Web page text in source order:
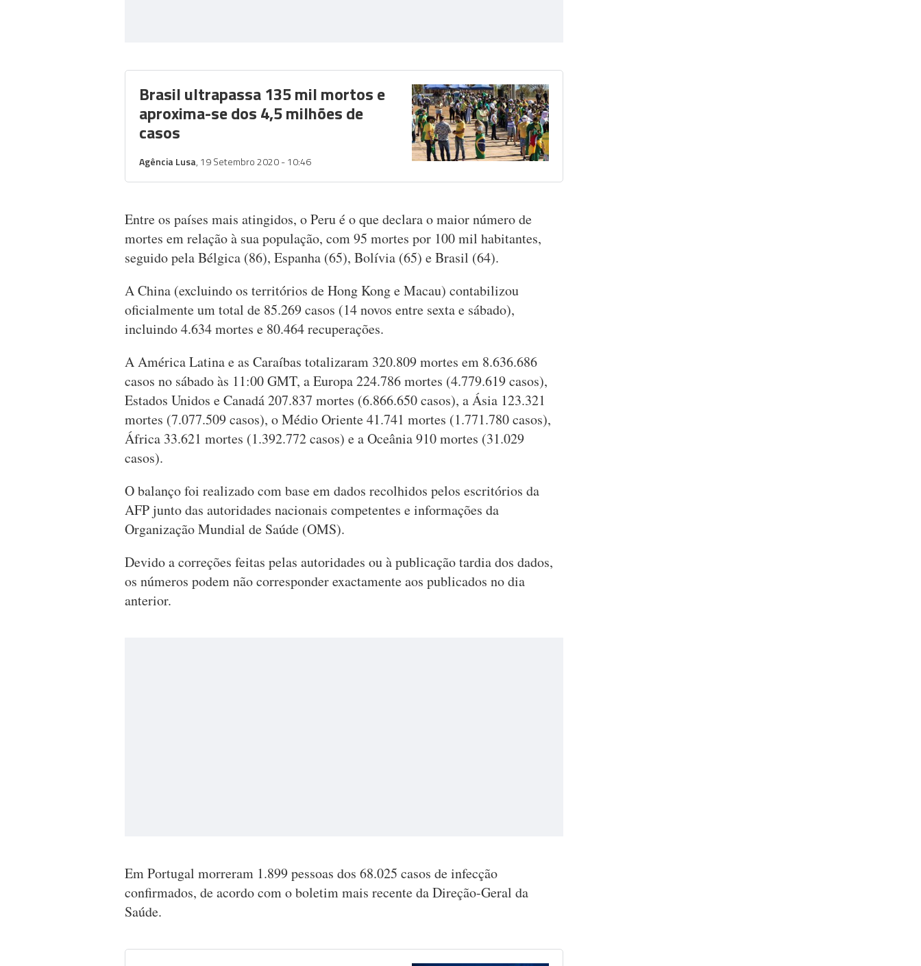
Brasil ultrapassa 135 mil mortos e
aproxima-se dos 4,5 milhões de
casos
Agência Lusa, 19 Setembro 2020 - 10:46
Entre os países mais atingidos, o Peru é o que declara o maior número de
mortes em relação à sua população, com 95 mortes por 100 mil habitantes,
seguido pela Bélgica (86), Espanha (65), Bolívia (65) e Brasil (64).
A China (excluindo os territórios de Hong Kong e Macau) contabilizou
oficialmente um total de 85.269 casos (14 novos entre sexta e sábado),
incluindo 4.634 mortes e 80.464 recuperações.
A América Latina e as Caraíbas totalizaram 320.809 mortes em 8.636.686
casos no sábado às 11:00 GMT, a Europa 224.786 mortes (4.779.619 casos),
Estados Unidos e Canadá 207.837 mortes (6.866.650 casos), a Ásia 123.321
mortes (7.077.509 casos), o Médio Oriente 41.741 mortes (1.771.780 casos),
África 33.621 mortes (1.392.772 casos) e a Oceânia 910 mortes (31.029
casos).
O balanço foi realizado com base em dados recolhidos pelos escritórios da
AFP junto das autoridades nacionais competentes e informações da
Organização Mundial de Saúde (OMS).
Devido a correções feitas pelas autoridades ou à publicação tardia dos dados,
os números podem não corresponder exactamente aos publicados no dia
anterior.
Em Portugal morreram 1.899 pessoas dos 68.025 casos de infecção
confirmados, de acordo com o boletim mais recente da Direção-Geral da
Saúde.